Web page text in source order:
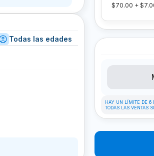
Todas las edades
$70.00 +
HAY UN LÍMITE DE 6
TODAS LAS VENTAS